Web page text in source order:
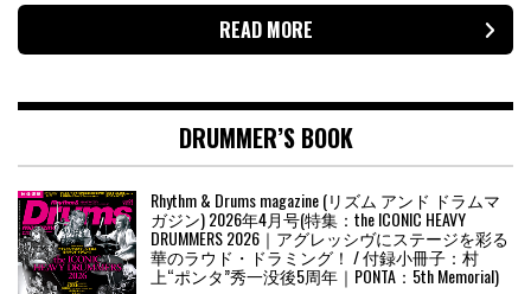
READ MORE
DRUMMER’S BOOK
Rhythm & Drums magazine (リズム アンド ドラムマ
ガジン) 2026年4月号(特集：the ICONIC HEAVY
DRUMMERS 2026｜アグレッシヴにステージを彩る
華のラウド・ドラミング！ / 付録小冊子：村
上“ポンタ”秀一没後5周年｜PONTA：5th Memorial)